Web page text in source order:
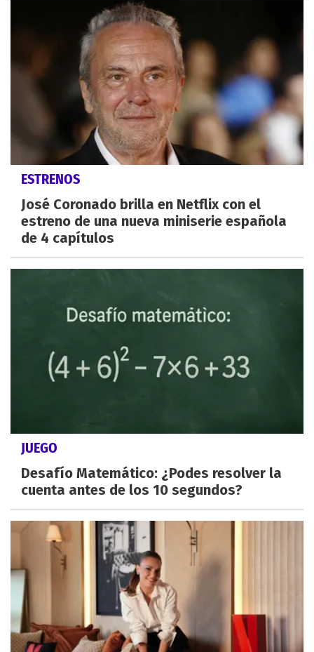
ESTRENOS
José Coronado brilla en Netflix con el
estreno de una nueva miniserie española
de 4 capítulos
JUEGO
Desafío Matemático: ¿Podes resolver la
cuenta antes de los 10 segundos?